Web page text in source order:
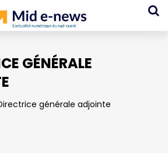
GÉNÉRALE
générale adjointe